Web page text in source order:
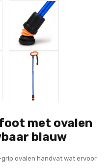
met ovalen
blauw
ovalen handvat wat ervoor